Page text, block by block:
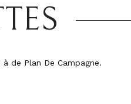
de Plan De Campagne.